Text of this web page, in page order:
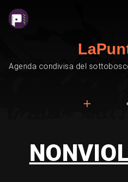
Agenda condivisa del